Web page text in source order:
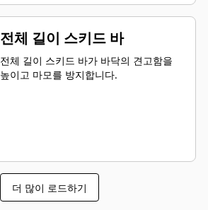
전체 길이 스키드 바
전체 길이 스키드 바가 바닥의 견고함을
높이고 마모를 방지합니다.
더 많이 로드하기